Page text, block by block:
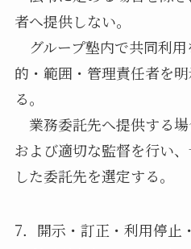
者へ提供しない。
グループ塾内で共同利
的・範囲・管理責任者を
る。
業務委託先へ提供する
および適切な監督を行い
した委託先を選定する。
7．開示・訂正・利用停止